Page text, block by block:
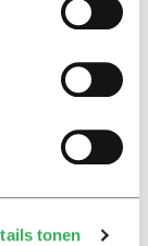
tonen
komen
flexibel,
breder